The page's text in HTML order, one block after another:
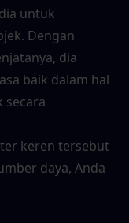
untuk
Dengan
dia
baik dalam hal
secara
keren tersebut
daya, Anda